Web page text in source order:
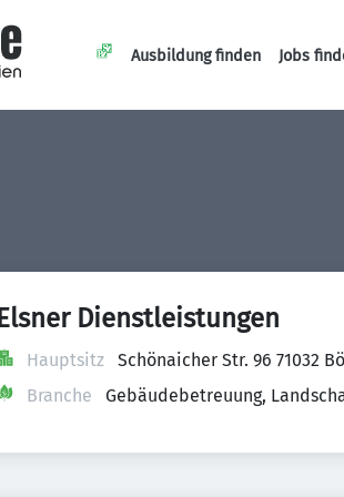
Ausbildung finden Jobs
Elsner Dienstleistungen
Hauptsitz
Schönaicher Str. 96 71032
Branche
Gebäudebetreuung,